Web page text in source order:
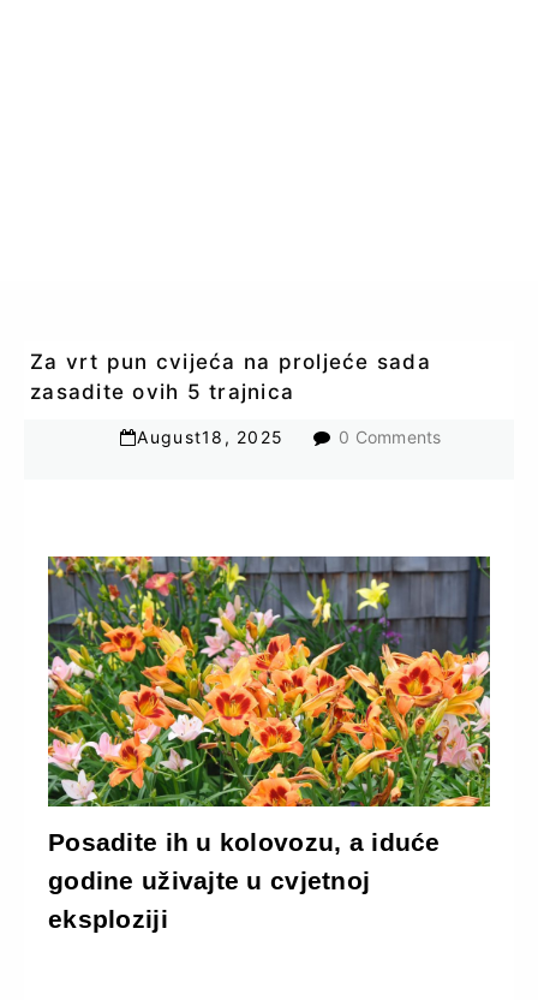
Za vrt pun cvijeća na proljeće sada
zasadite ovih 5 trajnica
August18 , 2025 0 Comments
Posadite ih u kolovozu, a iduće
godine uživajte u cvjetnoj
eksploziji